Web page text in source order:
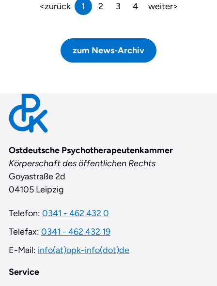
zurück 1 2 3 4 weiter
zum News-Archiv
Service
Contact
Ostdeutsche Psychotherapeutenkammer
Körperschaft des öffentlichen Rechts
Goyastraße 2d
04105 Leipzig
Telefon: 0341 - 462 432 0
Telefax: 0341 - 462 432 19
E-Mail: info(at)opk-info(dot)de